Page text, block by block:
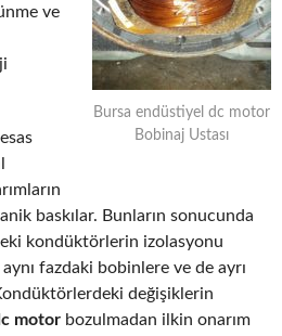
Bursa endüstiyel dc motor
Bobinaj Ustası
ve
baskılar. Bunların sonucunda
kondüktörlerin izolasyonu
fazdaki bobinlere ve de ayrı
değişiklerin
motor bozulmadan ilkin onarım